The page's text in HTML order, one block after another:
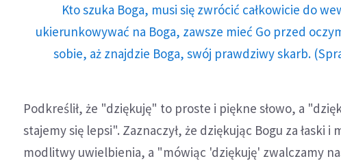
Kto szuka Boga, musi się zwrócić całkowicie do
ukierunkowywać na Boga, zawsze mieć Go przed
sobie, aż znajdzie Boga, swój prawdziwy skarb.
Podkreślił, że "dziękuję" to proste i piękne słowo, a
stajemy się lepsi". Zaznaczył, że dziękując Bogu za łaski i
modlitwy uwielbienia, a "mówiąc 'dziękuję' zwalczamy